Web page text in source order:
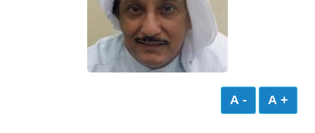
+ A
- A